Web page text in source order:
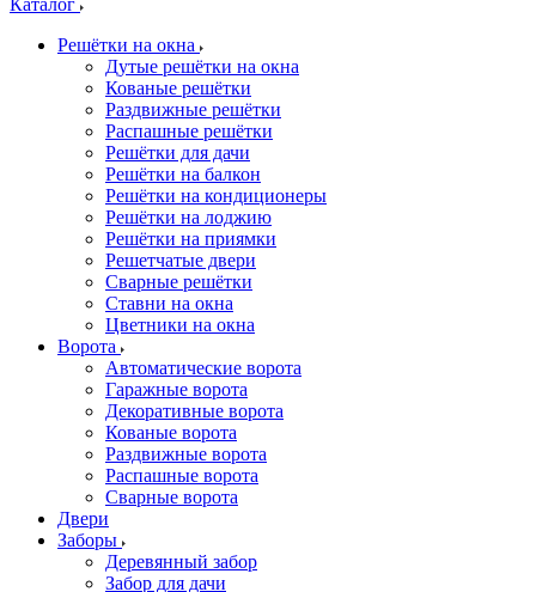
Каталог
Решётки на окна
Дутые решётки на окна
Кованые решётки
Раздвижные решётки
Распашные решётки
Решётки для дачи
Решётки на балкон
Решётки на кондиционеры
Решётки на лоджию
Решётки на приямки
Решетчатые двери
Сварные решётки
Ставни на окна
Цветники на окна
Ворота
Автоматические ворота
Гаражные ворота
Декоративные ворота
Кованые ворота
Раздвижные ворота
Распашные ворота
Сварные ворота
Двери
Заборы
Деревянный забор
Забор для дачи